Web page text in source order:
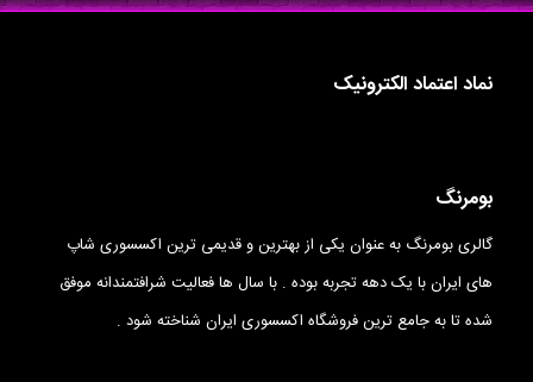
نماد اعتماد الکترونیک
بومرنگ
گالری بومرنگ به عنوان یکی از بهترین و قدیمی ترین اکسسوری شاپ
های ایران با یک دهه تجربه بوده . با سال ها فعالیت شرافتمندانه موفق
شده تا به جامع ترین فروشگاه اکسسوری ایران شناخته شود .